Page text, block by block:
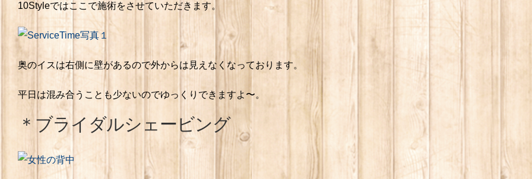
10Styleではここで施術をさせていただきます。
奥のイスは右側に壁があるので外からは見えなくなっております。
平日は混み合うことも少ないのでゆっくりできますよ〜。
＊ブライダルシェービング